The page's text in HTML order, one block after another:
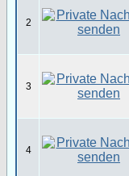
2
3
4